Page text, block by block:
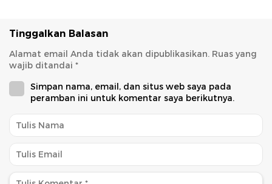
Tinggalkan Balasan
Alamat email Anda tidak akan dipublikasikan. Ruas yang
wajib ditandai *
Simpan nama, email, dan situs web saya pada
peramban ini untuk komentar saya berikutnya.